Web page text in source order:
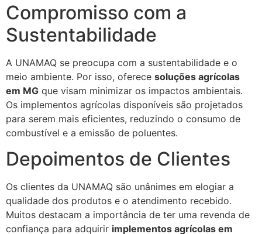
Compromisso com a
Sustentabilidade
A UNAMAQ se preocupa com a sustentabilidade e o
meio ambiente. Por isso, oferece soluções agrícolas
em MG que visam minimizar os impactos ambientais.
Os implementos agrícolas disponíveis são projetados
para serem mais eficientes, reduzindo o consumo de
combustível e a emissão de poluentes.
Depoimentos de Clientes
Os clientes da UNAMAQ são unânimes em elogiar a
qualidade dos produtos e o atendimento recebido.
Muitos destacam a importância de ter uma revenda de
confiança para adquirir implementos agrícolas em